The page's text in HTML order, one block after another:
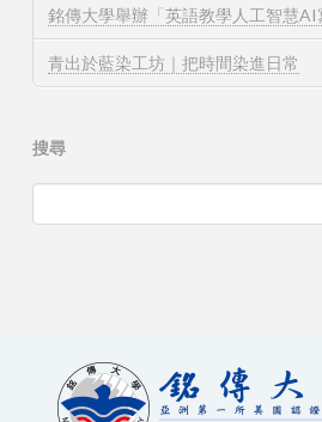
銘傳大學舉辦「英語教學人工智慧AI
青出於藍染工坊｜把時間染進日常
搜尋